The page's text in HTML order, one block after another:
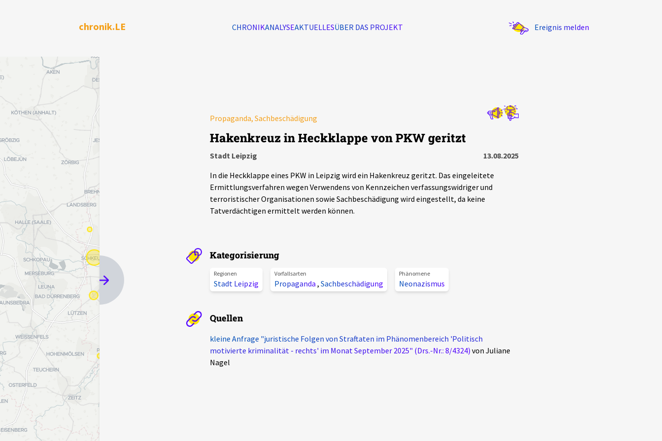
chronik.LE CHRONIKANALYSEAKTUELLESÜBER DAS PROJEKT Ereignis melden
Propaganda, Sachbeschädigung
Hakenkreuz in Heckklappe von PKW geritzt
Stadt Leipzig
13.08.2025
In die Heckklappe eines PKW in Leipzig wird ein Hakenkreuz geritzt. Das eingeleitete
Ermittlungsverfahren wegen Verwendens von Kennzeichen verfassungswidriger und
terroristischer Organisationen sowie Sachbeschädigung wird eingestellt, da keine
Tatverdächtigen ermittelt werden können.
Kategorisierung
Regionen
Stadt Leipzig
Vorfallsarten
Propaganda , Sachbeschädigung
Phänomene
Neonazismus
Quellen
kleine Anfrage "juristische Folgen von Straftaten im Phänomenbereich 'Politisch
motivierte kriminalität - rechts' im Monat September 2025" (Drs.-Nr.: 8/4324) von Juliane
Nagel
Ereignisse Statistik